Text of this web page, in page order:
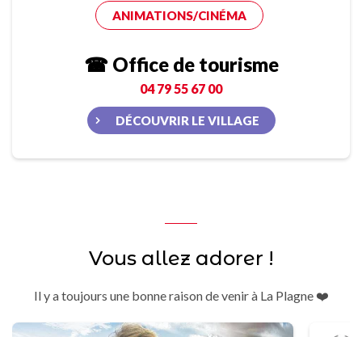
ANIMATIONS/CINÉMA
☎ Office de tourisme
04 79 55 67 00
DÉCOUVRIR LE VILLAGE
Vous allez adorer !
Il y a toujours une bonne raison de venir à La Plagne ❤️